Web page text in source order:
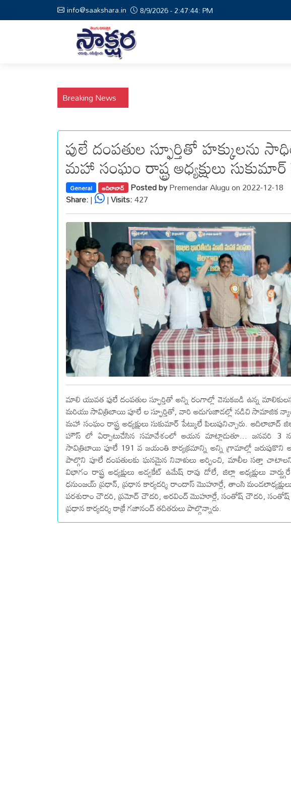
info@saakshara.in 8/9/2026 - 2:47:45: PM
Breaking News
పులే దంపతుల స్ఫూర్తితో హక్కులను
మహా సంఘం రాష్ట్ర అధ్యక్షులు
General ఆదిలాబాద్ Posted byPremendar Alugu on 2022-12-18
Share:| |Visits:427
మాలి యువత ఫులే దంపతుల స్ఫూర్తితో అన్ని రంగాల్లో వెనుకబడి ఉన్న
మరియు సావిత్రిబాయి పూలే ల స్ఫూర్తితో, వారి అడుగుజాడల్లో నడిచి
మహా సంఘం రాష్ట్ర అధ్యక్షులు సుకుమార్ పేట్కులే పిలుపునిచ్చారు. ఆదిలాబాద్
హౌస్ లో ఏర్పాటుచేసిన సమావేశంలో ఆయన మాట్లాడుతూ... జనవరి
సావిత్రిబాయి ఫూలే 191 వ జయంతి కార్యక్రమాన్ని అన్ని గ్రామాల్లో
పాల్గొని పూలే దంపతులకు ఘనమైన నివాళులు అర్పించి, మాలీల సత్తా
విభాగం రాష్ట్ర అధ్యక్షులు అడ్వకేట్ ఉమేష్ రావు డోలే, జిల్లా అధ్యక్షులు
ధనుంజయ్ ప్రధాన్, ప్రధాన కార్యదర్శి రాందాస్ మొహూర్లే, తాంసి
పరశురాం చౌదరి, ప్రమోద్ చౌదరి, అరవింద్ మొహూర్లే, సంతోష్ చౌదరి, సంతోష్
ప్రధాన కార్యదర్శి ఠాక్రే గజానంద్ తదితరులు పాల్గొన్నారు.